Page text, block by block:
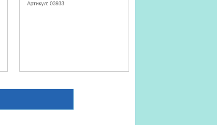
Артикул: 03933